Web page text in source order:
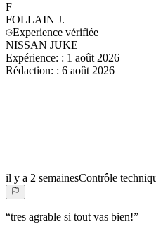
F
FOLLAIN J.
Experience vérifiée
NISSAN JUKE
Expérience: : 1 août 2026
Rédaction: : 6 août 2026
il y a 2 semainesContrôle
“tres agrable si tout vas bien!”